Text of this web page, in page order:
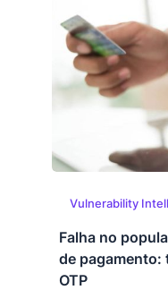
Vulnerability
Falha no
de pagamento:
OTP